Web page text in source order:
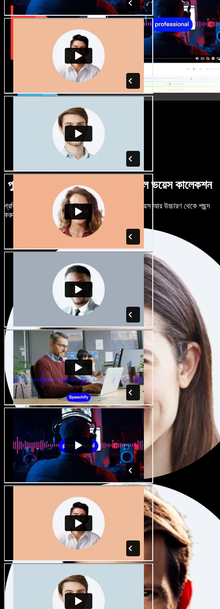
পুরুষ-নারী ভেদে নানান উচ্চারণে বিশাল ভয়েস কালেকশন
প্রতিটি প্রজেক্টকে আলাদা শোনাতে দিন। শত শত AI ভয়েস আর উচ্চারণ থেকে পছন্দ
করুন, নিজের মতো টিউন করুন।